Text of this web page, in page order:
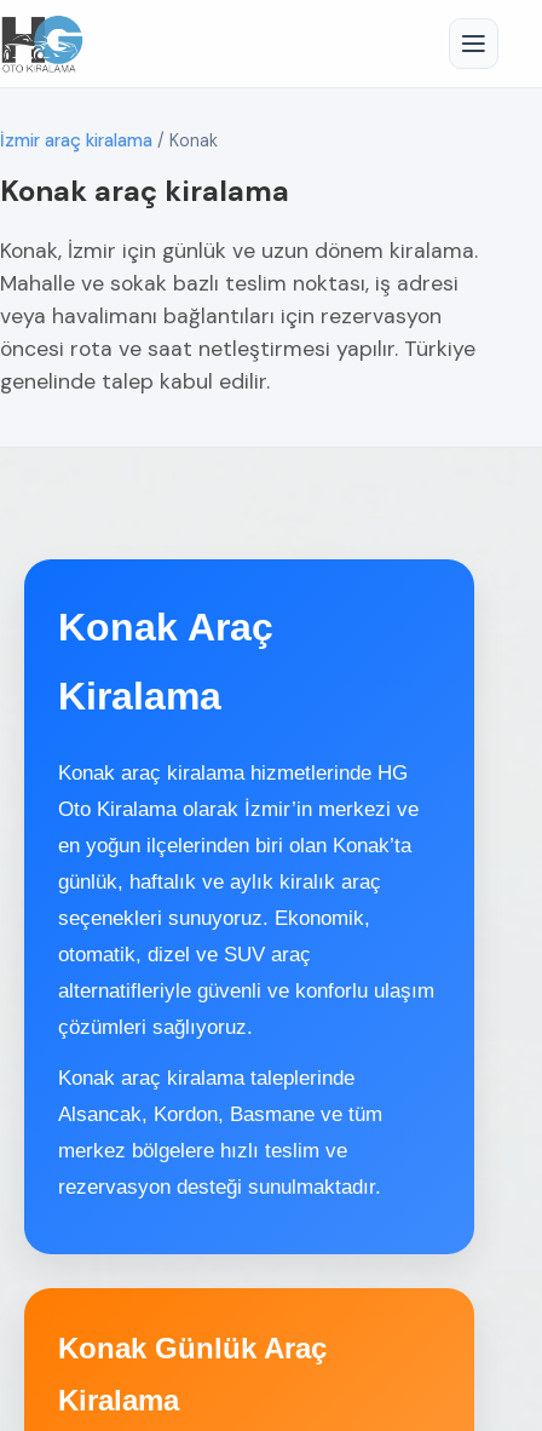
İzmir araç kiralama / Konak
Konak araç kiralama
Konak, İzmir için günlük ve uzun dönem kiralama.
Mahalle ve sokak bazlı teslim noktası, iş adresi
veya havalimanı bağlantıları için rezervasyon
öncesi rota ve saat netleştirmesi yapılır. Türkiye
genelinde talep kabul edilir.
Konak Araç
Kiralama
Konak araç kiralama hizmetlerinde HG
Oto Kiralama olarak İzmir’in merkezi ve
en yoğun ilçelerinden biri olan Konak’ta
günlük, haftalık ve aylık kiralık araç
seçenekleri sunuyoruz. Ekonomik,
otomatik, dizel ve SUV araç
alternatifleriyle güvenli ve konforlu ulaşım
çözümleri sağlıyoruz.
Konak araç kiralama taleplerinde
Alsancak, Kordon, Basmane ve tüm
merkez bölgelere hızlı teslim ve
rezervasyon desteği sunulmaktadır.
Konak Günlük Araç
Kiralama